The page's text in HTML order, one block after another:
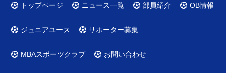
トップページ ニュース一覧 部員紹介 OB情報
ジュニアユース サポーター募集
MBAスポーツクラブ お問い合わせ